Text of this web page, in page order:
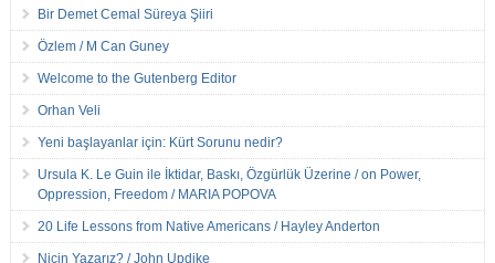
Bir Demet Cemal Süreya Şiiri
Özlem / M Can Guney
Welcome to the Gutenberg Editor
Orhan Veli
Yeni başlayanlar için: Kürt Sorunu nedir?
Ursula K. Le Guin ile İktidar, Baskı, Özgürlük Üzerine / on Power,
Oppression, Freedom / MARIA POPOVA
20 Life Lessons from Native Americans / Hayley Anderton
Niçin Yazarız? / John Updike